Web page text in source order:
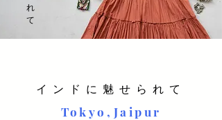
れ
て
インドに魅せられて
Tokyo,Jaipur